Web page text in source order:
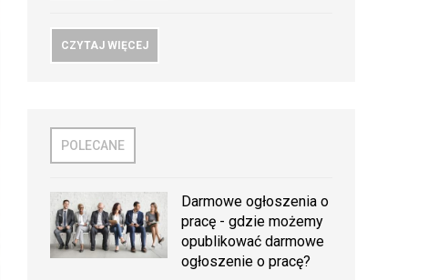
CZYTAJ WIĘCEJ
POLECANE
Darmowe ogłoszenia o
pracę - gdzie możemy
opublikować darmowe
ogłoszenie o pracę?